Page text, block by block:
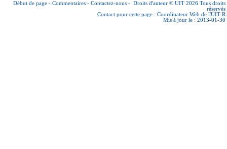
Début de page - Commentaires - Contactez-nous - Droits d'auteur © UIT 2026 Tous droits
réservés
Contact pour cette page : Coordinateur Web de l'UIT-R
Mis à jour le : 2013-01-30